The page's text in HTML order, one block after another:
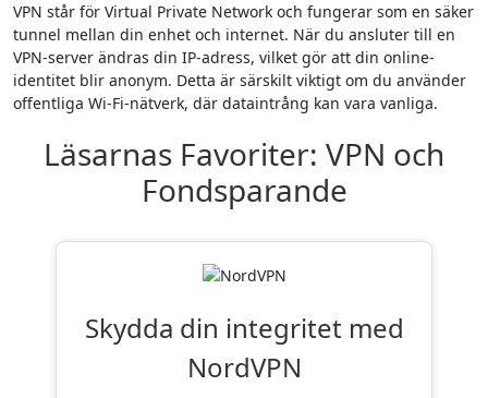
VPN står för Virtual Private Network och fungerar som en säker
tunnel mellan din enhet och internet. När du ansluter till en
VPN-server ändras din IP-adress, vilket gör att din online-
identitet blir anonym. Detta är särskilt viktigt om du använder
offentliga Wi-Fi-nätverk, där dataintrång kan vara vanliga.
Läsarnas Favoriter: VPN och
Fondsparande
Skydda din integritet med
NordVPN